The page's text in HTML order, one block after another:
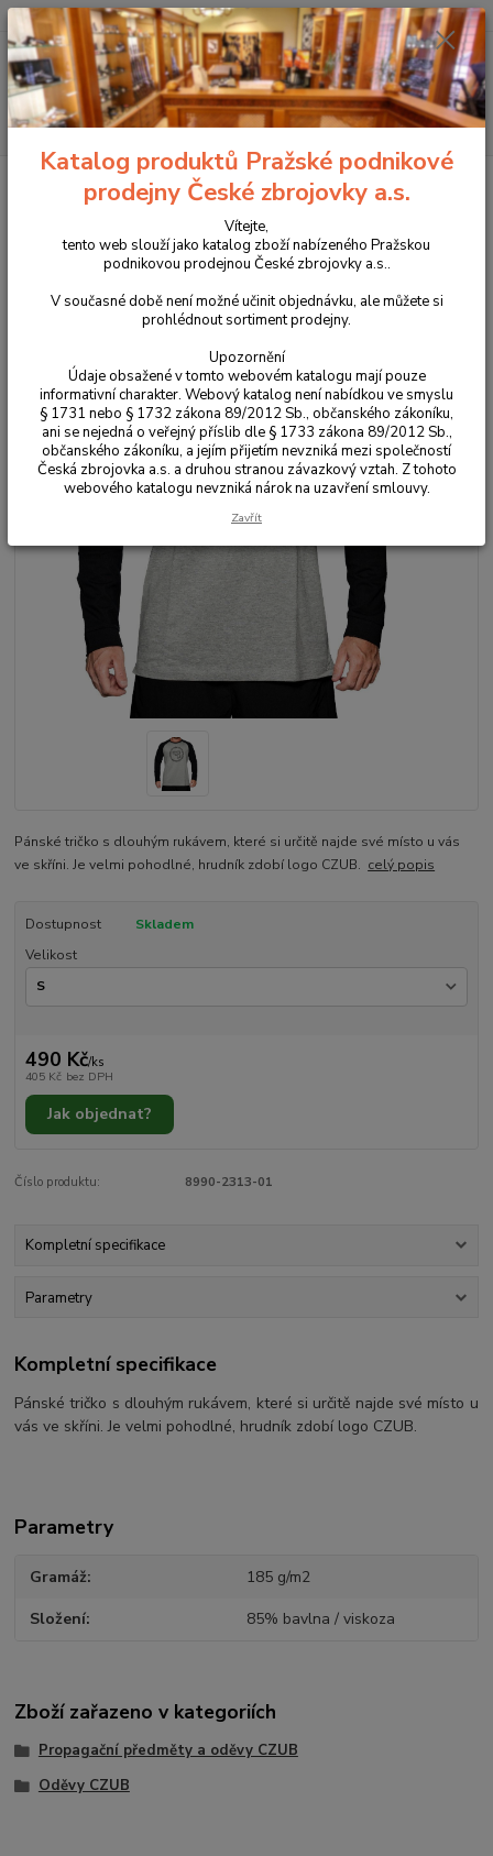
Menu
Hledat
+420 225 375 800
Propagační předměty a oděvy CZUB Oděvy CZUB
dlouhým rukávem CZUB 2024
Triko s dlouhým rukávem CZUB
Pánské tričko s dlouhým rukávem, které si určitě najde své místo u vás
ve skříni. Je velmi pohodlné, hrudník zdobí logo CZUB. celý popis
Dostupnost
Skladem
Velikost
490 Kč/ks
405 Kč bez DPH
Jak objednat?
Číslo produktu: 8990-2313-01
Kompletní specifikace
Parametry
Kompletní specifikace
Pánské tričko s dlouhým rukávem, které si určitě najde své místo u
vás ve skříni. Je velmi pohodlné, hrudník zdobí logo CZUB.
Parametry
Gramáž 185 g/m2
Složení 85% bavlna / viskoza
Zboží zařazeno v kategoriích
Propagační předměty a oděvy CZUB
Oděvy CZUB
Katalog produktů Pražské podnikové
prodejny České zbrojovky a.s.
Vítejte,
tento web slouží jako katalog zboží nabízeného Pražskou
podnikovou prodejnou České zbrojovky a.s..
V současné době není možné učinit objednávku, ale můžete si
prohlédnout sortiment prodejny.
Upozornění
Údaje obsažené v tomto webovém katalogu mají pouze
informativní charakter. Webový katalog není nabídkou ve smyslu
§ 1731 nebo § 1732 zákona 89/2012 Sb., občanského zákoníku,
ani se nejedná o veřejný příslib dle § 1733 zákona 89/2012 Sb.,
občanského zákoníku, a jejím přijetím nevzniká mezi společností
Česká zbrojovka a.s. a druhou stranou závazkový vztah. Z tohoto
webového katalogu nevzniká nárok na uzavření smlouvy.
Zavřít